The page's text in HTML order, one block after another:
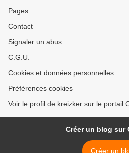
Pages
Contact
Signaler un abus
C.G.U.
Cookies et données personnelles
Préférences cookies
Voir le profil de kreizker sur le portail
Créer un blog sur
Créer un